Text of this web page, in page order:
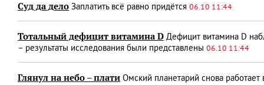
Суд да дело Заплатить всё равно придётся 06.10 11:44
Тотальный дефицит витамина D Дефицит витамина D
– результаты исследования были представлены 06.10 11:44
Глянул на небо – плати Омский планетарий снова